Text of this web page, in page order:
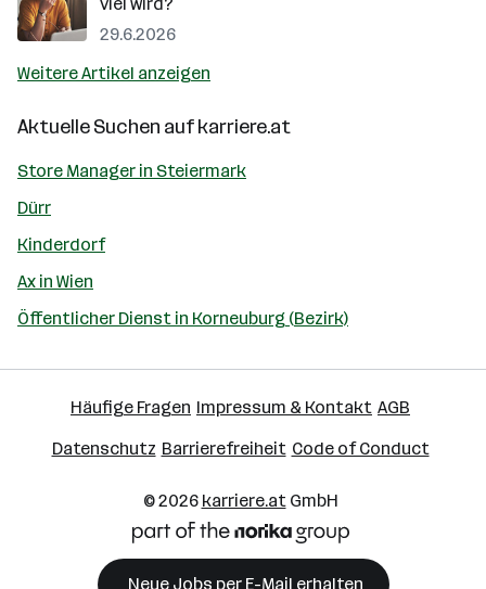
29.6.2026
Weitere Artikel anzeigen
Aktuelle Suchen aufkarriere.at
Store Manager in Steiermark
Dürr
Kinderdorf
Ax in Wien
Öffentlicher Dienst in Korneuburg (Bezirk)
Häufige Fragen Impressum & Kontakt AGB
Datenschutz Barrierefreiheit Code of Conduct
© 2026 karriere.atGmbH
Neue Jobs per E-Mail erhalten